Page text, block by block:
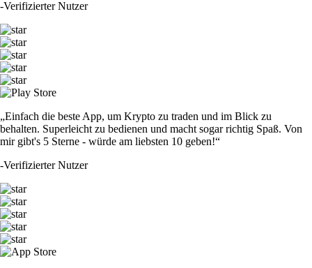
-Verifizierter Nutzer
„Einfach die beste App, um Krypto zu traden und im Blick zu
behalten. Superleicht zu bedienen und macht sogar richtig Spaß. Von
mir gibt's 5 Sterne - würde am liebsten 10 geben!“
-Verifizierter Nutzer